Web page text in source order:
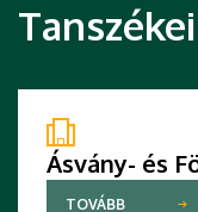
Ásvány- és
TOVÁBB